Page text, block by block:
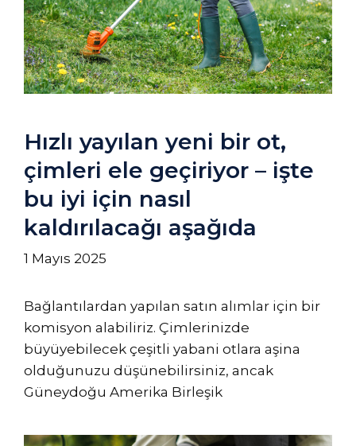
Hızlı yayılan yeni bir ot,
çimleri ele geçiriyor – işte
bu iyi için nasıl
kaldırılacağı aşağıda
1 Mayıs 2025
Bağlantılardan yapılan satın alımlar için bir
komisyon alabiliriz. Çimlerinizde
büyüyebilecek çeşitli yabani otlara aşina
olduğunuzu düşünebilirsiniz, ancak
Güneydoğu Amerika Birleşik